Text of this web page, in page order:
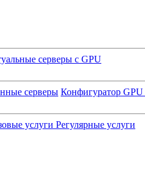
серверы с GPU
серверы Конфигуратор GPU
услуги Регулярные услуги